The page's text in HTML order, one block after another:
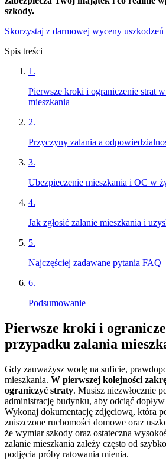
szkody.
Skorzystaj z darmowej wyceny uszkodzeń
Spis treści
1 .
Pierwsze kroki i ograniczenie strat
mieszkania
2.
Przyczyny zalania a
3.
Ubezpieczenie mieszkania i OC w
4.
Jak zgłosić zalanie mieszkania i
5.
Najczęściej zadawane pytania FAQ
6.
Podsumowanie
Pierwsze kroki i
przypadku zalania
Gdy zauważysz wodę na suficie,
mieszkania. W pierwszej kolejności
ograniczyć straty. Musisz niezwłocznie
administrację budynku, aby odciąć
Wykonaj dokumentację zdjęciową, która
zniszczone ruchomości domowe oraz
że wymiar szkody oraz ostateczna
zalanie mieszkania zależy często od
podjęcia próby ratowania mienia.